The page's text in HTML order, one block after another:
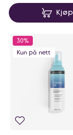
Kjøp
30%
Kun på nett